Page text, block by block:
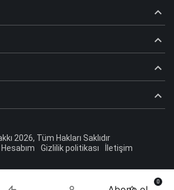
2026, Tüm Hakları Saklıdır
Hesabım Gizlilik politikası İletişim
0